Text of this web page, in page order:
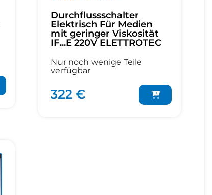
Durchflussschalter
Elektrisch Für Medien
mit geringer Viskosität
IF...E 220V ELETTROTEC
Nur noch wenige Teile
verfügbar
322 €